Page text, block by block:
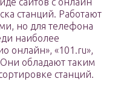
станций. Работают
но для телефона
наиболее
онлайн», «101.ru»,
обладают таким
станций.